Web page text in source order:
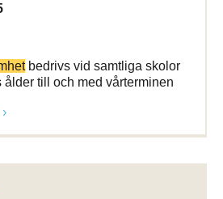
bedrivs vid samtliga skolor
ålder till och med vårterminen